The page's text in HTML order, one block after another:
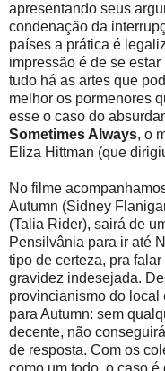
apresentando seus
condenação da
países a prática é
impressão é de se
tudo há as artes que
melhor os pormenores
esse o caso do
Sometimes Always, o
Eliza Hittman (que
No filme
Autumn (Sidney
(Talia Rider), sairá de
Pensilvânia para ir até
tipo de certeza, pra
gravidez indesejada.
provincianismo do local
para Autumn: sem
decente, não
de resposta. Com os